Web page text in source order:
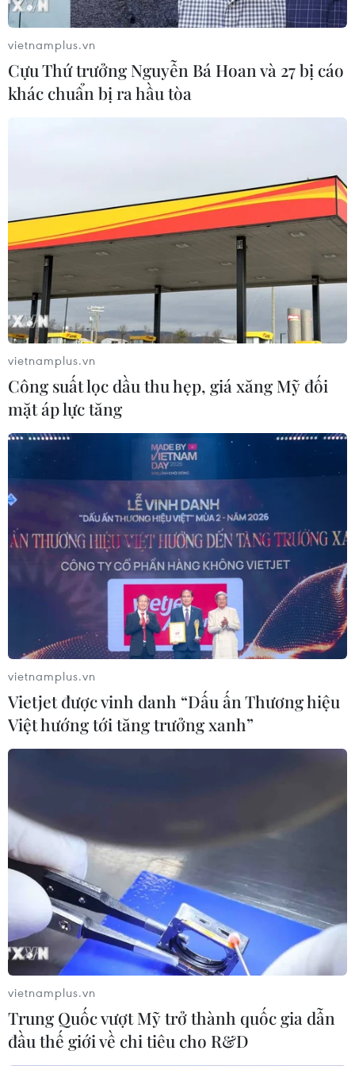
Mỹ: Ông Trump phải bồi thường gần
400.000 USD cho báo New York Times
bỏ và cựu Tổng thống Mỹ phải bồi thường 392.638 USD
chi phí pháp lý cho tờ báo này.
vietnamplus.vn
Cựu Thứ trưởng Nguyễn Bá Hoan và 27 bị cáo
khác chuẩn bị ra hầu tòa
vietnamplus.vn
Công suất lọc dầu thu hẹp, giá xăng Mỹ đối
mặt áp lực tăng
vietnamplus.vn
Vietjet được vinh danh “Dấu ấn Thương hiệu
Việt hướng tới tăng trưởng xanh”
vietnamplus.vn
Trung Quốc vượt Mỹ trở thành quốc gia dẫn
đầu thế giới về chi tiêu cho R&D